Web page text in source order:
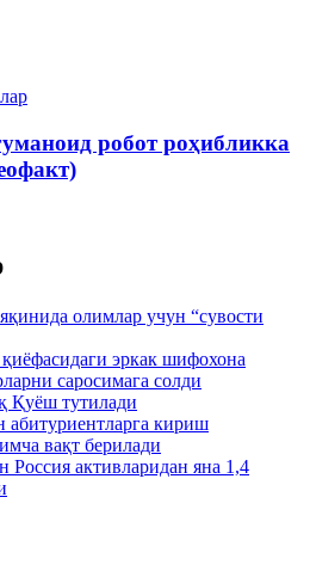
робот роҳибликка
олимлар учун “сувости
эркак шифохона
саросимага солди
Қуёш тутилади
абитуриентларга кириш
вақт берилади
Россия активларидан яна 1,4